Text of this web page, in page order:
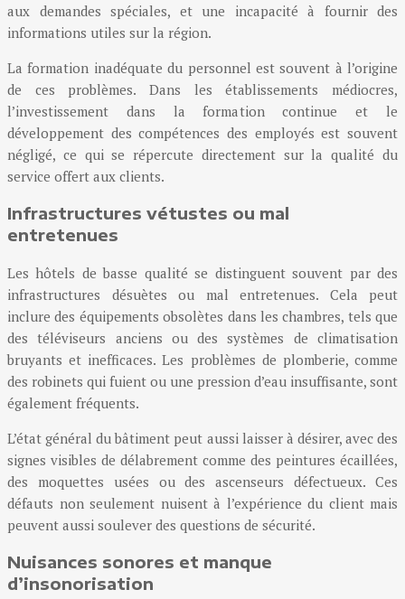
aux demandes spéciales, et une incapacité à fournir des
informations utiles sur la région.
La formation inadéquate du personnel est souvent à l’origine
de ces problèmes. Dans les établissements médiocres,
l’investissement dans la formation continue et le
développement des compétences des employés est souvent
négligé, ce qui se répercute directement sur la qualité du
service offert aux clients.
Infrastructures vétustes ou mal
entretenues
Les hôtels de basse qualité se distinguent souvent par des
infrastructures désuètes ou mal entretenues. Cela peut
inclure des équipements obsolètes dans les chambres, tels que
des téléviseurs anciens ou des systèmes de climatisation
bruyants et inefficaces. Les problèmes de plomberie, comme
des robinets qui fuient ou une pression d’eau insuffisante, sont
également fréquents.
L’état général du bâtiment peut aussi laisser à désirer, avec des
signes visibles de délabrement comme des peintures écaillées,
des moquettes usées ou des ascenseurs défectueux. Ces
défauts non seulement nuisent à l’expérience du client mais
peuvent aussi soulever des questions de sécurité.
Nuisances sonores et manque
d’insonorisation